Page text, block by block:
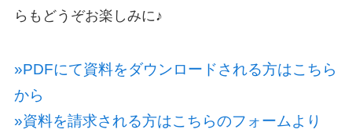
らもどうぞお楽しみに♪
»PDFにて資料をダウンロードされる方はこちら
から
»資料を請求される方はこちらのフォームより